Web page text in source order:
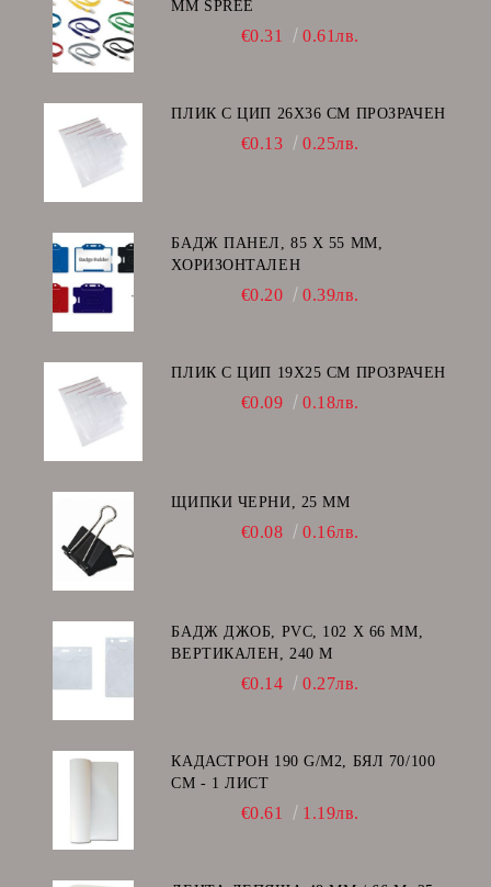
ММ SPREE
€0.31 0.61лв.
ПЛИК С ЦИП 26X36 CM ПРОЗРАЧЕН
€0.13 0.25лв.
БАДЖ ПАНЕЛ, 85 Х 55 ММ,
ХОРИЗОНТАЛЕН
€0.20 0.39лв.
ПЛИК С ЦИП 19X25 CM ПРОЗРАЧЕН
€0.09 0.18лв.
ЩИПКИ ЧЕРНИ, 25 ММ
€0.08 0.16лв.
БАДЖ ДЖОБ, PVC, 102 Х 66 ММ,
ВЕРТИКАЛЕН, 240 Μ
€0.14 0.27лв.
КАДАСТРОН 190 G/M2, БЯЛ 70/100
СМ - 1 ЛИСТ
€0.61 1.19лв.